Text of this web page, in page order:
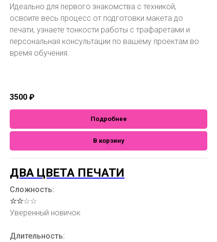
Идеально для первого знакомства с техникой,
освоите весь процесс от подготовки макета до
печати, узнаете тонкости работы с трафаретами и
персональная консультации по вашему проектам во
время обучения.
3500 ₽
Подробнее
В корзину
ДВА ЦВЕТА ПЕЧАТИ
Сложность:
☆☆☆☆
Уверенный новичок
Длительность: